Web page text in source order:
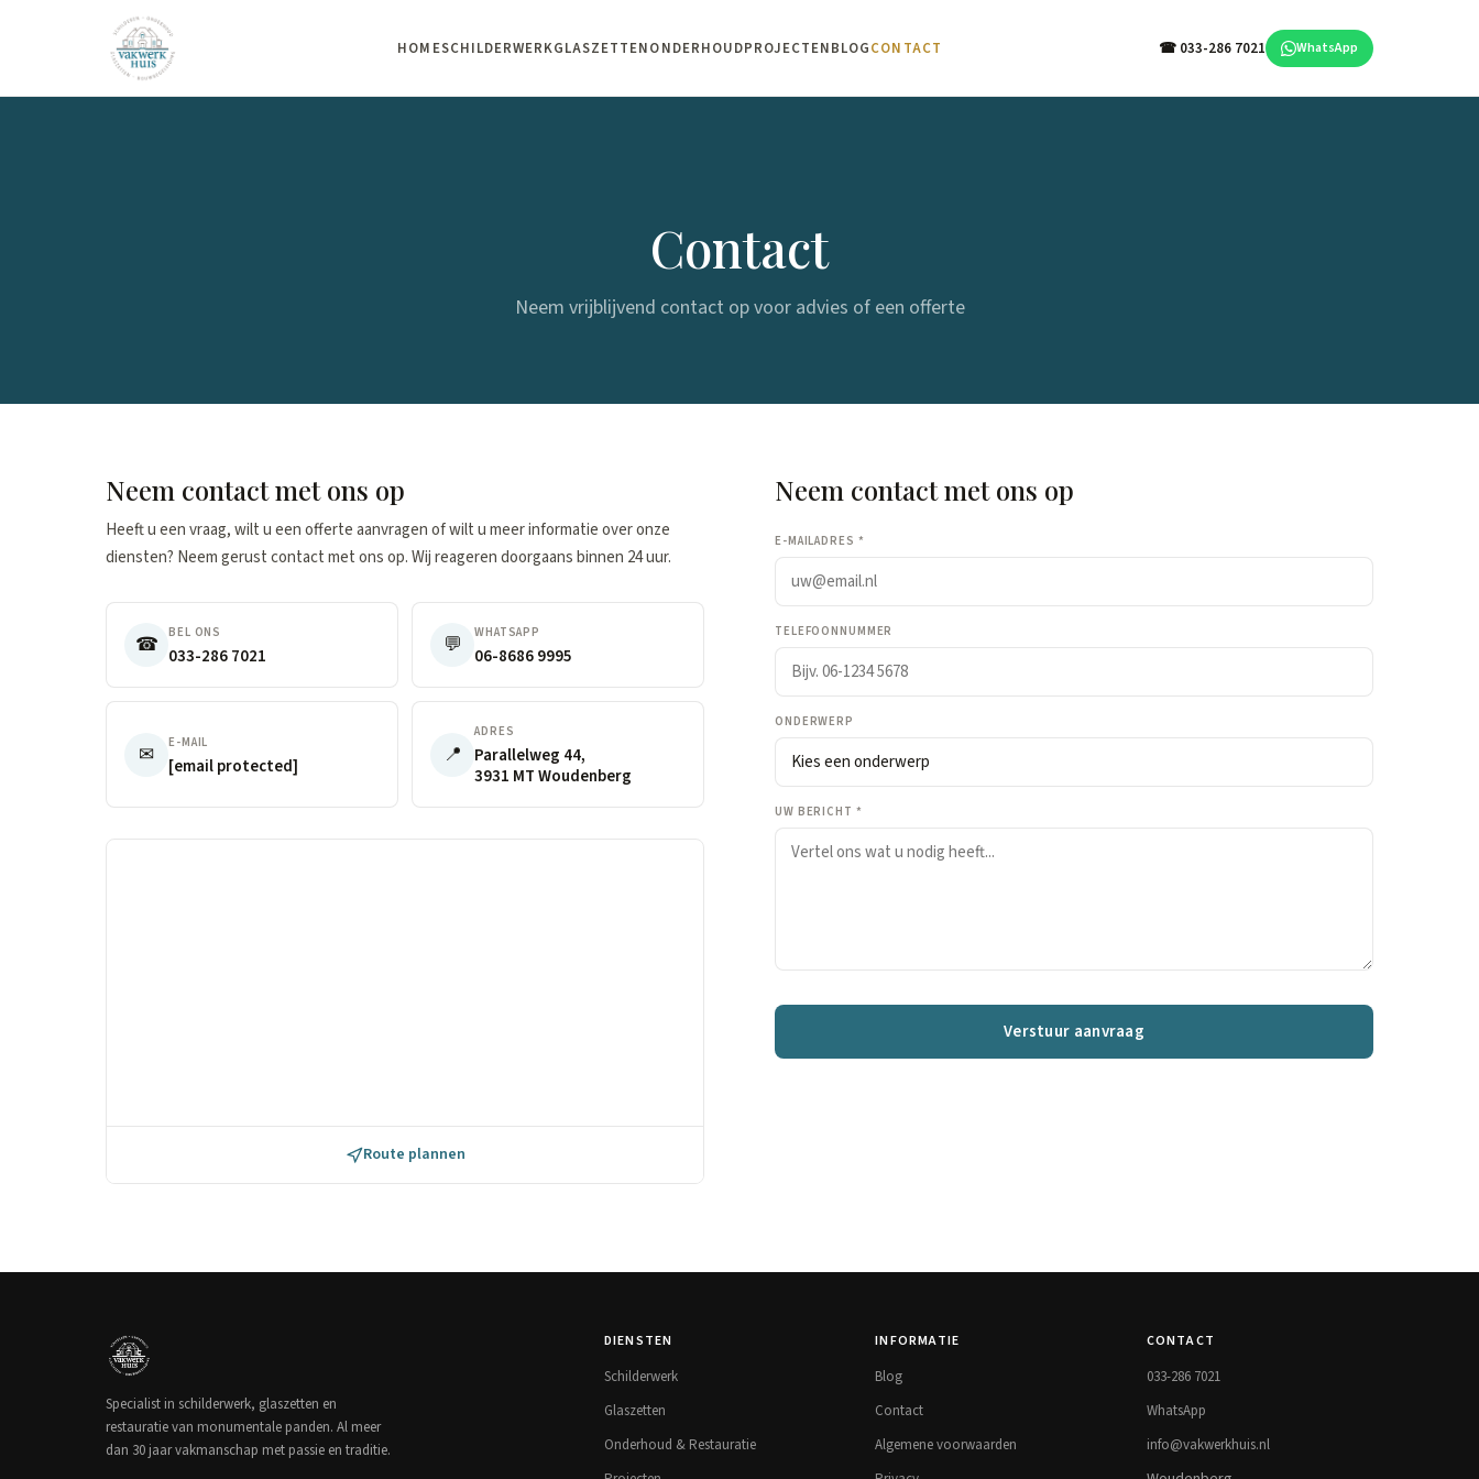
HOMESCHILDERWERKGLASZETTENONDERHOUDPROJECTENBLOGCONTACT ☎ 033-286 7021 WhatsApp
Contact
Neem vrijblijvend contact op voor advies of een offerte
Neem contact met ons op
Heeft u een vraag, wilt u een offerte aanvragen of wilt u meer informatie over onze
diensten? Neem gerust contact met ons op. Wij reageren doorgaans binnen 24 uur.
☎ BEL ONS
033-286 7021 💬 WHATSAPP
06-8686 9995
✉ E-MAIL
[email protected] 📍
ADRES
Parallelweg 44,
3931 MT Woudenberg
Route plannen
Neem contact met ons op
E-MAILADRES *
TELEFOONNUMMER
ONDERWERP
UW BERICHT *
Verstuur aanvraag
Specialist in schilderwerk, glaszetten en
restauratie van monumentale panden. Al meer
dan 30 jaar vakmanschap met passie en traditie.
DIENSTEN
Schilderwerk
Glaszetten
Onderhoud & Restauratie
INFORMATIE
Blog
Contact
Algemene voorwaarden
CONTACT
033-286 7021
WhatsApp
info@vakwerkhuis.nl